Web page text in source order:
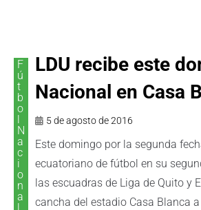
F
ú
t
b
o
N
a
c
i
o
n
a
LDU recibe este
Nacional en Casa
5 de agosto de 2016
Este domingo por la segunda
ecuatoriano de fútbol en su
las escuadras de Liga de Quito y
cancha del estadio Casa Blanca